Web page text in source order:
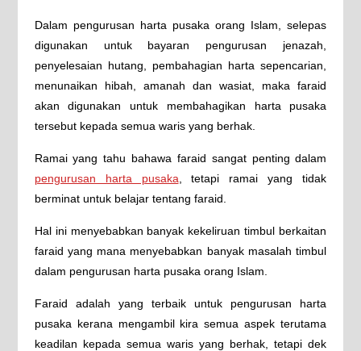
Dalam pengurusan harta pusaka orang Islam, selepas
digunakan untuk bayaran pengurusan jenazah,
penyelesaian hutang, pembahagian harta sepencarian,
menunaikan hibah, amanah dan wasiat, maka faraid
akan digunakan untuk membahagikan harta pusaka
tersebut kepada semua waris yang berhak.
Ramai yang tahu bahawa faraid sangat penting dalam
pengurusan harta pusaka , tetapi ramai yang tidak
berminat untuk belajar tentang faraid.
Hal ini menyebabkan banyak kekeliruan timbul berkaitan
faraid yang mana menyebabkan banyak masalah timbul
dalam pengurusan harta pusaka orang Islam.
Faraid adalah yang terbaik untuk pengurusan harta
pusaka kerana mengambil kira semua aspek terutama
keadilan kepada semua waris yang berhak, tetapi dek